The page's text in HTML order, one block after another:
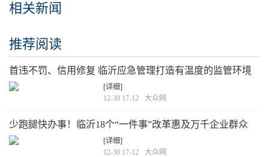
相关新闻
推荐阅读
首违不罚、信用修复 临沂应急管理打造有温度的监管环境
[详细]
12-30 17-12
大众网
少跑腿快办事！临沂18个“一件事”改革惠及万千企业群众
[详细]
12-30 17-12
大众网